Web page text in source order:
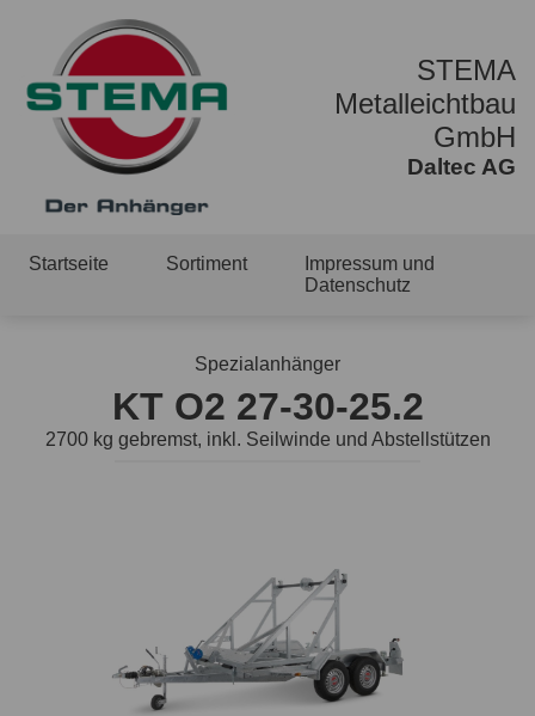
STEMA
Metalleichtbau
GmbH
Daltec AG
Startseite Sortiment
Impressum und
Datenschutz
Spezialanhänger
KT O2 27-30-25.2
2700 kg gebremst, inkl. Seilwinde und Abstellstützen